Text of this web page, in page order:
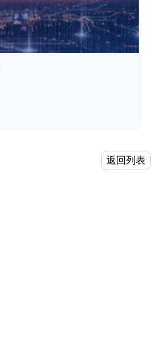
返回列表